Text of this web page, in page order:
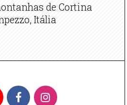
de Cortina
Itália
YouTubeFacebookInstagram